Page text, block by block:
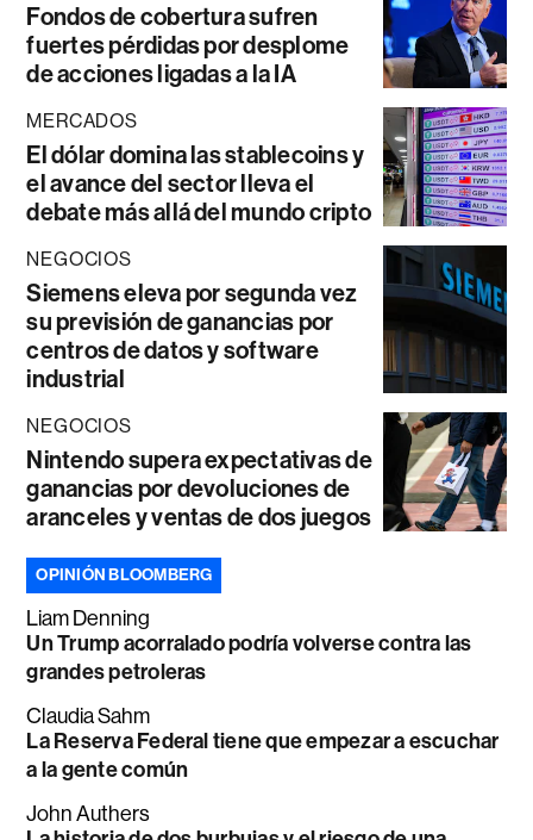
Fondos de cobertura sufren
fuertes pérdidas por desplome
de acciones ligadas a la IA
MERCADOS
El dólar domina las stablecoins y
el avance del sector lleva el
debate más allá del mundo cripto
NEGOCIOS
Siemens eleva por segunda vez
su previsión de ganancias por
centros de datos y software
industrial
NEGOCIOS
Nintendo supera expectativas de
ganancias por devoluciones de
aranceles y ventas de dos juegos
OPINIÓN BLOOMBERG
Liam Denning
Un Trump acorralado podría volverse contra las
grandes petroleras
Claudia Sahm
La Reserva Federal tiene que empezar a escuchar
a la gente común
John Authers